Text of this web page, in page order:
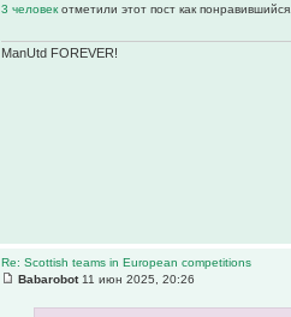
3 человекотметили этот пост как понравившийся.
ManUtd FOREVER!
Re: Scottish teams in European competitions
Babarobot11 июн 2025, 20:26